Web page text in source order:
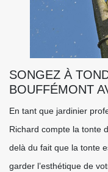
SONGEZ À
BOUFFÉMONT
En tant que jardinier
Richard compte la tonte
delà du fait que la tonte
garder l’esthétique de